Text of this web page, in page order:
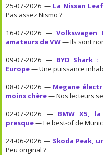
25-07-2026 — La Nissan
Pas assez Nismo ?
16-07-2026 —Volkswagen
amateurs de VW— Ils sont
09-07-2026 — BYD Shark
Europe— Une puissance
08-07-2026 — Megane
moins chère— Nos lecteurs
02-07-2026 — BMW X5,
presque— Le best-of de
24-06-2026 — Skoda Peak,
Peu original ?